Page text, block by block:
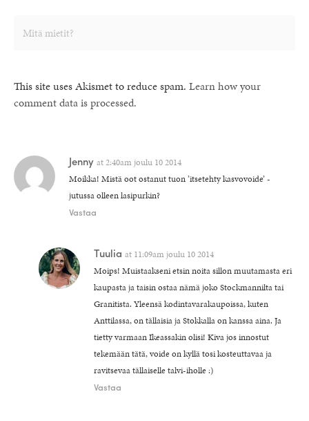
This site uses Akismet to reduce spam. Learn how your
comment data is processed.
Jenny at2:40am joulu 10 2014
Moikka! Mistä oot ostanut tuon ’itsetehty kasvovoide’ -
jutussa olleen lasipurkin?
Vastaa
Tuulia at 11:09am joulu 10 2014
Moips! Muistaakseni etsin noita sillon muutamasta eri
kaupasta ja taisin ostaa nämä joko Stockmannilta tai
Granitista. Yleensä kodintavarakaupoissa, kuten
Anttilassa, on tällaisia ja Stokkalla on kanssa aina. Ja
tietty varmaan Ikeassakin olisi! Kiva jos innostut
tekemään tätä, voide on kyllä tosi kosteuttavaa ja
ravitsevaa tällaiselle talvi-iholle :)
Vastaa